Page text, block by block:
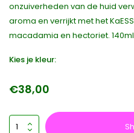
onzuiverheden van de huid
aroma en verrijkt met het
macadamia en hectoriet. 140ml
Kies je kleur:
€38,00